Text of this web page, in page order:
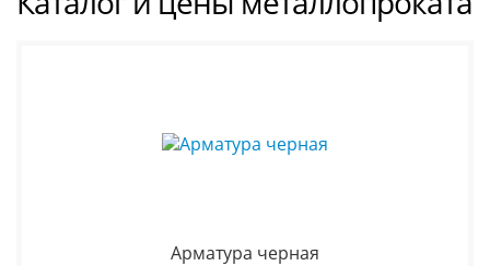
Арматура черная